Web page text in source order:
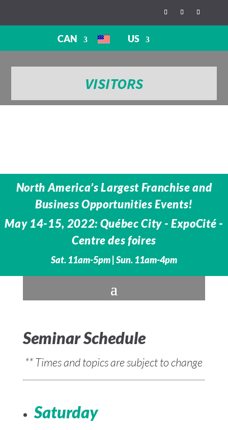
CAN US
VISITORS
North America’s Largest Franchise and
Business Opportunities Events!
May 14-15, 2022: Québec City - ExpoCité -
Centre des foires
Sat. 11am-5pm | Sun. 11am-4pm
Seminar Schedule
** Times and topics are subject to change
Saturday